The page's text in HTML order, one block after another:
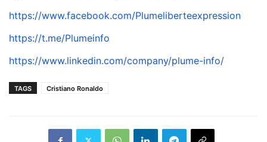
https://www.facebook.com/Plumeliberteexpression
https://t.me/Plumeinfo
https://www.linkedin.com/company/plume-info/
TAGS Cristiano Ronaldo